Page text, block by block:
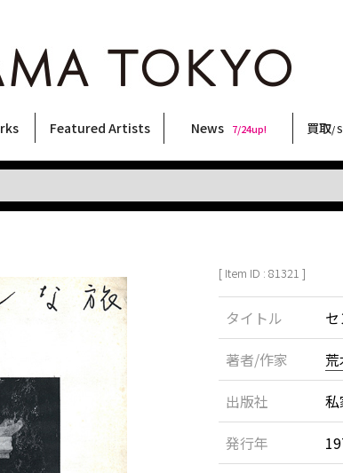
ー
ト
Featured Artists
稲嶺啓一(東風終)
村田言恵
丸岡和吾
Rico Casella
キム・ロートン
菅谷晋一
柴田亜美
内藤啓介
CHRIS
須藤昌人
林月光
三島剛
大西洋介
天野タケル
佐伯俊男
COOKIE
横尾忠則
北島敬三
三島由紀夫
内藤ルネ
春川ナミオ
森山大道
秋赤音
二本木里美
大類信
News 7/24up!
新着・おすすめ商品 9/7up!
フェア・イベント情報 7/24up!
お店からのお知らせ 6/1up!
買取/
買取
買取
古書 /
美術
出張
宅配
店頭
よく
[ Item ID : 81321 ]
タイトル
著者/作家
出版社
発行年